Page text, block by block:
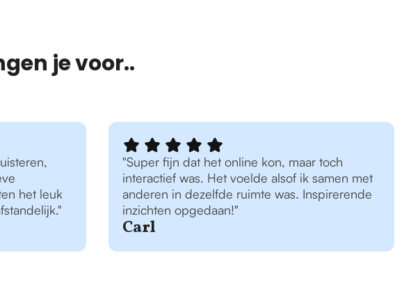
je voor..
het leuk
"Super fijn dat het online kon, maar toch
interactief was. Het voelde alsof ik samen met
anderen in dezelfde ruimte was. Inspirerende
inzichten opgedaan!"
Carl